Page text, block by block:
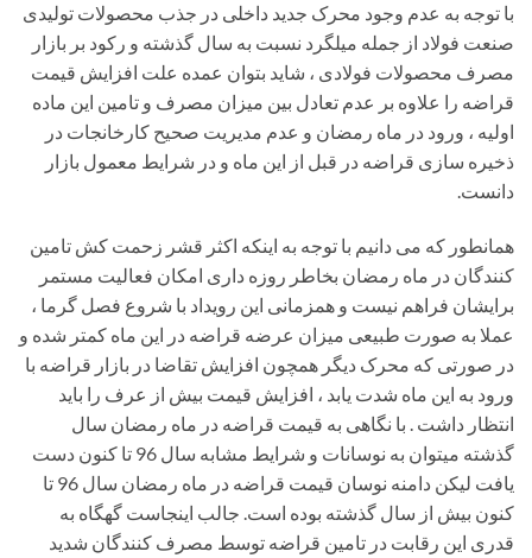
با توجه به عدم وجود محرک جدید داخلی در جذب محصولات تولیدی
صنعت فولاد از جمله میلگرد نسبت به سال گذشته و رکود بر بازار
مصرف محصولات فولادی ، شاید بتوان عمده علت افزایش قیمت
قراضه را علاوه بر عدم تعادل بین میزان مصرف و تامین این ماده
اولیه ، ورود در ماه رمضان و عدم مدیریت صحیح کارخانجات در
ذخیره سازی قراضه در قبل از این ماه و در شرایط معمول بازار
دانست.
همانطور که می دانیم با توجه به اینکه اکثر قشر زحمت کش تامین
کنندگان در ماه رمضان بخاطر روزه داری امکان فعالیت مستمر
برایشان فراهم نیست و همزمانی این رویداد با شروع فصل گرما ،
عملا به صورت طبیعی میزان عرضه قراضه در این ماه کمتر شده و
در صورتی که محرک دیگر همچون افزایش تقاضا در بازار قراضه با
ورود به این ماه شدت یابد ، افزایش قیمت بیش از عرف را باید
انتظار داشت . با نگاهی به قیمت قراضه در ماه رمضان سال
گذشته میتوان به نوسانات و شرایط مشابه سال 96 تا کنون دست
یافت لیکن دامنه نوسان قیمت قراضه در ماه رمضان سال 96 تا
کنون بیش از سال گذشته بوده است. جالب اینجاست گهگاه به
قدری این رقابت در تامین قراضه توسط مصرف کنندگان شدید